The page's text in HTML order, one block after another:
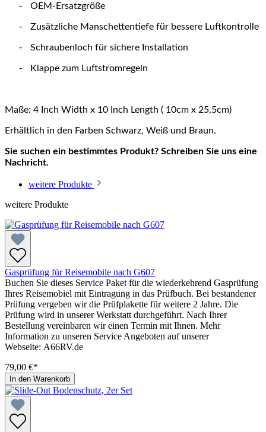
- OEM-Ersatzgröße
- Zusätzliche Manschettentiefe für bessere Luftkontrolle
- Schraubenloch für sichere Installation
- Klappe zum Luftstromregeln
Maße: 4 Inch Width x 10 Inch Length ( 10cm x 25,5cm)
Erhältlich in den Farben Schwarz, Weiß und Braun.
Sie suchen ein bestimmtes Produkt? Schreiben Sie uns eine
Nachricht.
weitere Produkte
weitere Produkte
Gasprüfung für Reisemobile nach G607
Buchen Sie dieses Service Paket für die wiederkehrend Gasprüfung
Ihres Reisemobiel mit Eintragung in das Prüfbuch. Bei bestandener
Prüfung vergeben wir die Prüfplakette für weitere 2 Jahre. Die
Prüfung wird in unserer Werkstatt durchgeführt. Nach Ihrer
Bestellung vereinbaren wir einen Termin mit Ihnen. Mehr
Information zu unseren Service Angeboten auf unserer
Webseite: A66RV.de
79,00 €*
In den Warenkorb